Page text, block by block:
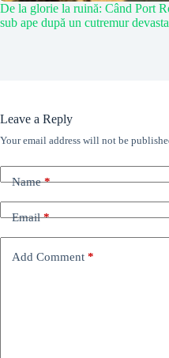
De la glorie la ruină: Când Port
sub ape după un cutremur
Leave a Reply
Your email address will not be
Name*
Email*
Add Comment *